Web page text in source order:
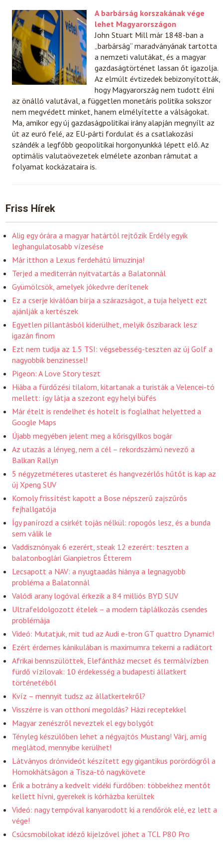
A barbárság korszakának vége
lehet Magyarországon
John Stuart Mill már 1848-ban a
„barbárság” maradványának tartotta
a nemzeti valutákat, és a magyar
gazdaságtörténet lassan őt igazolja.
Az elmúlt évtizedek bebizonyították,
hogy Magyarország nem tudott élni
az önálló valutával, a független monetáris politika sokszor
nem megvédett minket, hanem elmélyítette a válságokat.
Ma, amikor egy új gazdaságpolitikai irány alapján megnyílt az
út az euró felé, az EU-párti fordulat és a csatlakozási
szándék a legfőbb geopolitikai horgonyunkká lépett elő. Az
optimális valutaövezetek elmélete azonban rámutat a
folyamat kockázataira is.
Friss Hírek
Alig egy órára a magyar határtól rejtőzik Erdély egyik
leghangulatosabb vízesése
Már itthon a Lexus ferdehátú limuzinja!
Terjed a mediterrán nyitvatartás a Balatonnál
Gyümölcsök, amelyek jókedvre derítenek
Ez a cserje kiválóan bírja a szárazságot, a tuja helyett ezt
ajánlják a kertészek
Egyetlen pillantásból kiderülhet, melyik őszibarack lesz
igazán finom
Ezt nem tudja az 1.5 TSI: végsebesség-teszten az új Golf a
nagyobbik benzinessel!
Pigeon: A Love Story teszt
Hiába a fürdőzési tilalom, kitartanak a turisták a Velencei-tó
mellett: így látja a szezont egy helyi büfés
Már ételt is rendelhet és hotelt is foglalhat helyetted a
Google Maps
Újabb megyében jelent meg a kőrisgyilkos bogár
Az utazás a lényeg, nem a cél – rekordszámú nevező a
Balkan Rallyn
5 négyzetméteres utasteret és hangvezérlős hűtőt is kap az
új Xpeng SUV
Komoly frissítést kapott a Bose népszerű zajszűrős
fejhallgatója
Így panírozd a csirkét tojás nélkül: ropogós lesz, és a bunda
sem válik le
Vaddisznónyak 6 ezerért, steak 12 ezerért: teszten a
balatonboglári Gianpietros Étterem
Lecsapott a NAV: a nyugtaadás hiánya a legnagyobb
probléma a Balatonnál
Valódi arany logóval érkezik a 84 milliós BYD SUV
Ultrafeldolgozott ételek – a modern táplálkozás csendes
problémája
Videó: Mutatjuk, mit tud az Audi e-tron GT quattro Dynamic!
Ezért érdemes kánikulában is maximumra tekerni a radiátort
Afrikai bennszülöttek, Elefántház mecset és termálvízben
fürdő vízilovak: 10 érdekesség a budapesti állatkert
történetéből
Kvíz – mennyit tudsz az állatkertekről?
Visszérre is van otthoni megoldás? Házi receptekkel
Magyar zenészről neveztek el egy bolygót
Tényleg készülőben lehet a négyajtós Mustang! Várj, amíg
meglátod, mennyibe kerülhet!
Látványos drónvideót készített egy gigantikus porördögről a
Homokhátságon a Tisza-tó nagykövete
Érik a botrány a kedvelt vidéki fürdőben: többekhez mentőt
kellett hívni, gyerekek is kórházba kerültek
Videó: nagy tempóval kanyarodott ki a rendőrök elé, ez lett a
vége!
Csúcsmobilokat idéző kijelzővel jöhet a TCL P80 Pro